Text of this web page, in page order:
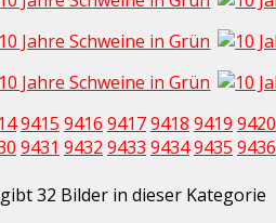
9415 9416 94179418 9419 9420
9431 9432 9433 94349435 9436
gibt 32 Bilder in dieser Kategorie